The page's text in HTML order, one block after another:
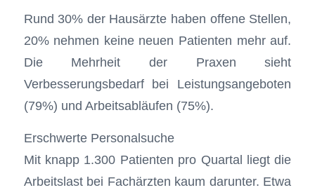
Rund 30% der Hausärzte haben offene Stellen,
20% nehmen keine neuen Patienten mehr auf.
Die Mehrheit der Praxen sieht
Verbesserungsbedarf bei Leistungsangeboten
(79%) und Arbeitsabläufen (75%).
Erschwerte Personalsuche
Mit knapp 1.300 Patienten pro Quartal liegt die
Arbeitslast bei Fachärzten kaum darunter. Etwa